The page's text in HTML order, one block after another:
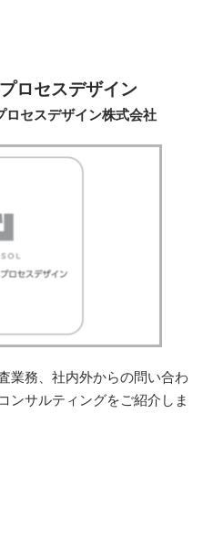
ロセスデザイン
セスデザイン株式会社
業務、社内外からの問い合わ
ンサルティングをご紹介しま